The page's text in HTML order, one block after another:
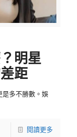
明星
距
是多不勝數。娛
閱讀更多